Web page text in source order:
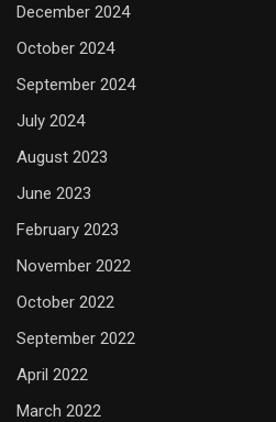
December 2024
October 2024
September 2024
July 2024
August 2023
June 2023
February 2023
November 2022
October 2022
September 2022
April 2022
March 2022